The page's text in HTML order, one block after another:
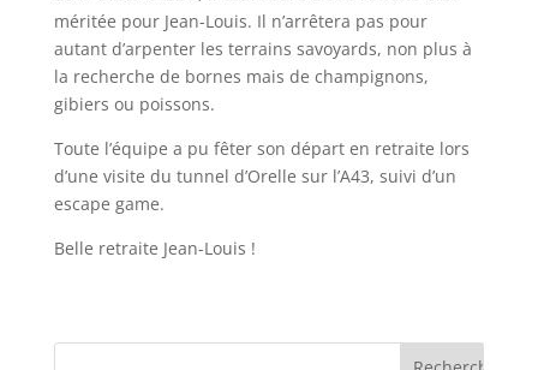
méritée pour Jean-Louis. Il n’arrêtera pas pour
autant d’arpenter les terrains savoyards, non plus à
la recherche de bornes mais de champignons,
gibiers ou poissons.
Toute l’équipe a pu fêter son départ en retraite lors
d’une visite du tunnel d’Orelle sur l’A43, suivi d’un
escape game.
Belle retraite Jean-Louis !